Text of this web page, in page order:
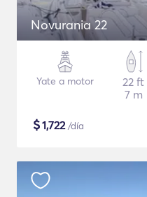
Novurania 22
Yate a motor
22 ft
7 m
$1,722/día